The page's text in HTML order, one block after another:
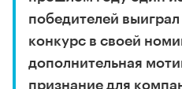
победителей
конкурс в своей
дополнительная
признание для